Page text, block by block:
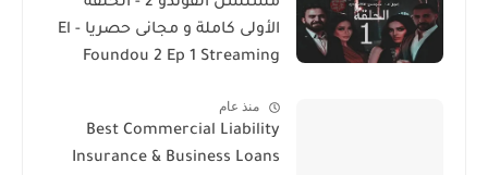
الأولى كاملة و مجانى حصريا - El
Foundou 2 Ep 1 Streaming
منذ عام
Best Commercial Liability
Insurance & Business Loans